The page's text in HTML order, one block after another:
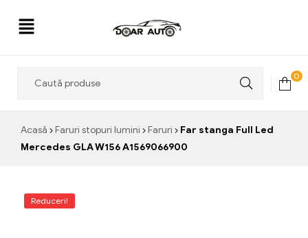
0
Acasă Faruri stopuri lumini Faruri
Far stanga Full Led
Mercedes GLA W156 A1569066900
Reduceri!